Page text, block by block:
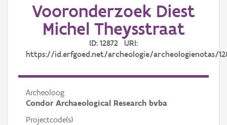
AanmeldenVooronderzoek Diest
Michel Theysstraat
ID: 12872 URI:
https://id.erfgoed.net/archeologie/archeologienotas/
Archeoloog
Condor Archaeological Research bvba
Projectcode(s)